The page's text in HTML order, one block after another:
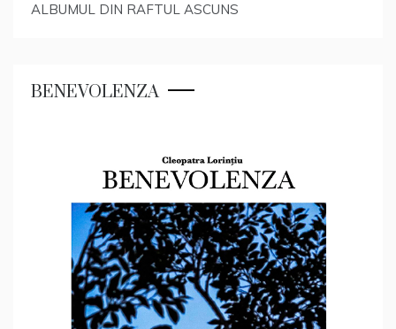
ALBUMUL DIN RAFTUL ASCUNS
BENEVOLENZA